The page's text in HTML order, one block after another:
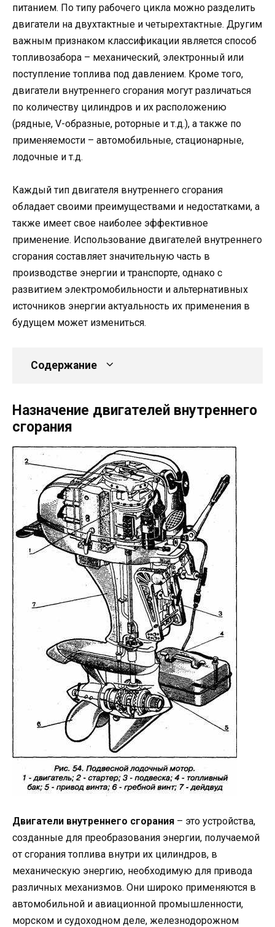
питанием. По типу рабочего цикла можно разделить
двигатели на двухтактные и четырехтактные. Другим
важным признаком классификации является способ
топливозабора – механический, электронный или
поступление топлива под давлением. Кроме того,
двигатели внутреннего сгорания могут различаться
по количеству цилиндров и их расположению
(рядные, V-образные, роторные и т.д.), а также по
применяемости – автомобильные, стационарные,
лодочные и т.д.
Каждый тип двигателя внутреннего сгорания
обладает своими преимуществами и недостатками, а
также имеет свое наиболее эффективное
применение. Использование двигателей внутреннего
сгорания составляет значительную часть в
производстве энергии и транспорте, однако с
развитием электромобильности и альтернативных
источников энергии актуальность их применения в
будущем может измениться.
Содержание
Назначение двигателей внутреннего
сгорания
Двигатели внутреннего сгорания – это устройства,
созданные для преобразования энергии, получаемой
от сгорания топлива внутри их цилиндров, в
механическую энергию, необходимую для привода
различных механизмов. Они широко применяются в
автомобильной и авиационной промышленности,
морском и судоходном деле, железнодорожном